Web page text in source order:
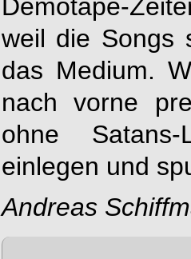
Demotape-
weil die Songs
das Medium.
nach vorne
ohne
einlegen und
Andreas